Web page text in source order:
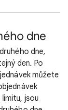
dne
dne,
den. Po
můžete
jsou